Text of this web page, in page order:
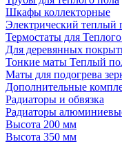
Шкафы коллекторные
Электрический теплый
Термостаты для
Для деревянных
Тонкие маты Теплый
Маты для подогрева
Дополнительные
Радиаторы и обвязка
Радиаторы
Высота 200 мм
Высота 350 мм